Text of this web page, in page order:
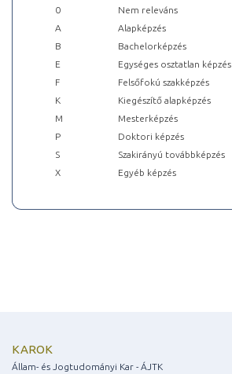
0
Nem releváns
A
Alapképzés
B
Bachelorképzés
E
Egységes osztatlan képzés
F
Felsőfokú szakképzés
K
Kiegészítő alapképzés
M
Mesterképzés
P
Doktori képzés
S
Szakirányú továbbképzés
X
Egyéb képzés
KAROK
Állam- és Jogtudományi Kar - ÁJTK